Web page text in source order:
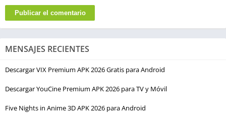
MENSAJES RECIENTES
Descargar VIX Premium APK 2026 Gratis para Android
Descargar YouCine Premium APK 2026 para TV y Móvil
Five Nights in Anime 3D APK 2026 para Android